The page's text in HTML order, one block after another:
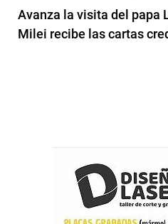
Avanza la visita del papa
Milei recibe las cartas